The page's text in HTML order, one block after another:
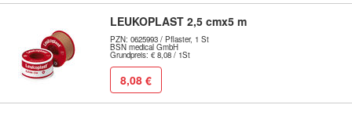
LEUKOPLAST 2,5 cmx5 m
PZN: 0625993 / Pflaster, 1 St
BSN medical GmbH
Grundpreis: € 8,08 / 1St
8,08 €